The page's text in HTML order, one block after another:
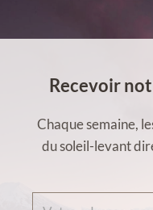
Recevoir
Chaque semaine,
du soleil-levant